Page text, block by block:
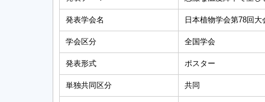
発表学会名 日本植物学会第78回大
学会区分 全国学会
発表形式 ポスター
単独共同区分 共同